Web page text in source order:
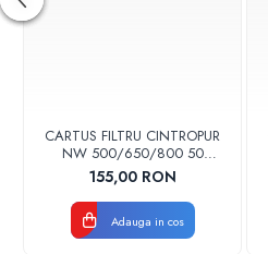
CARTUS FILTRU CINTROPUR
NW 500/650/800 50
MICRONI MANSOANE
FILTRARE SET 5BUC
155,00 RON
Adauga in cos